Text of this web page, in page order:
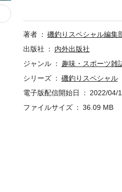
号【CONTENTS】水温の上
するスルルー”やNEWロッド
っ込みイシダイルポと高知県
破／百合野崇4食い渋りを制
ウキBEST3尾長を征する初夏
の良型グレを引き出すとって
礎知識水中目線で斬る日本全
著者
磯釣りスペシャル編集
出版社
内外出版社
ジャンル
趣味・スポーツ雑
シリーズ
磯釣りスペシャル
電子版配信開始日
2022/04/
ファイルサイズ
36.09 MB